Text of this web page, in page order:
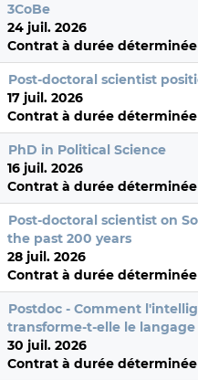
3CoBe
24 juil. 2026
Contrat à durée
Post-doctoral scientist
17 juil. 2026
Contrat à durée
PhD in Political Science
16 juil. 2026
Contrat à durée
Post-doctoral scientist on
the past 200 years
28 juil. 2026
Contrat à durée
Postdoc - Comment
transforme-t-elle le
30 juil. 2026
Contrat à durée